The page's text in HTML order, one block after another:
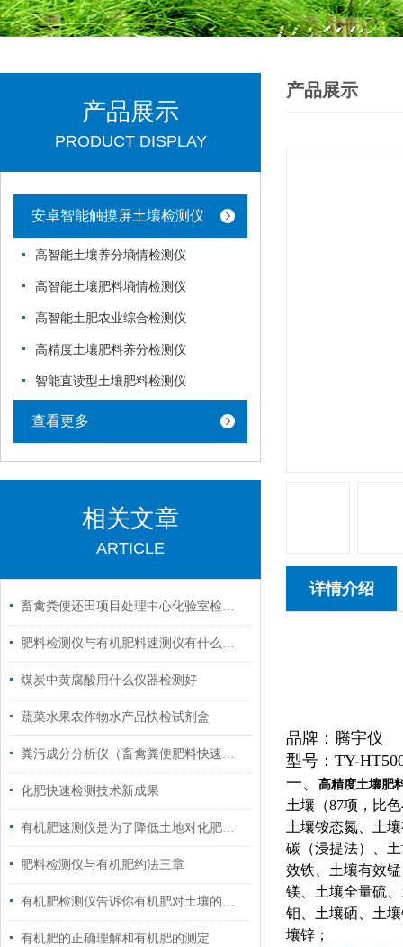
产品展示
PRODUCT DISPLAY
安卓智能触摸屏土壤检测仪
高智能土壤养分墒情检测仪
高智能土壤肥料墒情检测仪
高智能土肥农业综合检测仪
高精度土壤肥料养分检测仪
智能直读型土壤肥料检测仪
查看更多
相关文章
ARTICLE
畜禽粪便还田项目处理中心化验室检测仪器设备
肥料检测仪与有机肥料速测仪有什么区别
煤炭中黄腐酸用什么仪器检测好
蔬菜水果农作物水产品快检试剂盒
粪污成分分析仪（畜禽粪便肥料快速检测仪）性能指标技术参数
化肥快速检测技术新成果
有机肥速测仪是为了降低土地对化肥的依赖性
肥料检测仪与有机肥约法三章
有机肥检测仪告诉你有机肥对土壤的作用以及好处有哪些？
有机肥的正确理解和有机肥的测定
产品展示
详情介绍
品牌：腾宇仪
型号：TY-
一、
高精度土壤肥
土壤（87项，比
土壤铵态氮、土
碳（浸提法）、
效铁、土壤有效
镁、土壤全量硫
钼、土壤硒、土
壤锌；